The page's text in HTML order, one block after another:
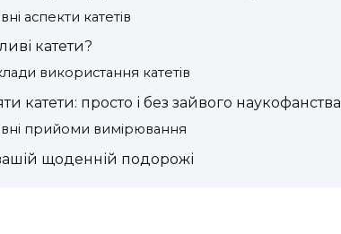
аспекти катетів
катети?
використання катетів
катети: просто і без зайвого наукофанства
прийоми вимірювання
щоденній подорожі